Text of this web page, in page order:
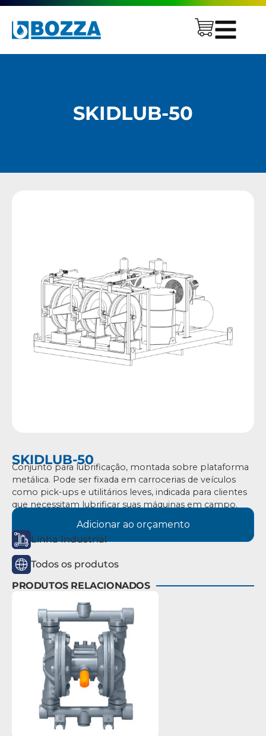
SKIDLUB-50
SKIDLUB-50
Conjunto para lubrificação, montada sobre plataforma
metálica. Pode ser fixada em carrocerias de veículos
como pick-ups e utilitários leves, indicada para clientes
que necessitam lubrificar suas máquinas em campo.
Adicionar ao orçamento
Linha Industrial
Todos os produtos
PRODUTOS RELACIONADOS